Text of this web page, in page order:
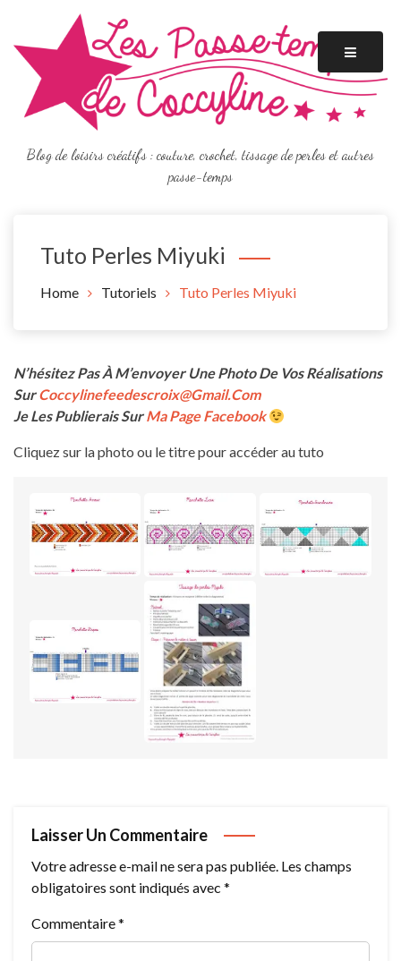
content
Blog de loisirs créatifs : couture, crochet, tissage de perles et autres
passe-temps
Tuto Perles Miyuki
Home Tutoriels Tuto Perles Miyuki
N’hésitez Pas À M’envoyer Une Photo De Vos Réalisations
SurCoccylinefeedescroix@gmail.com
Je Les Publierais SurMa Page Facebook
Cliquez sur la photo ou le titre pour accéder au tuto
Laisser Un Commentaire
Votre adresse e-mail ne sera pas publiée. Les champs
obligatoires sont indiqués avec *
Commentaire*